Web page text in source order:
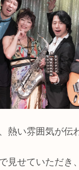
熱い雰囲気が伝
見せていただき